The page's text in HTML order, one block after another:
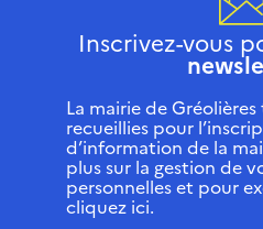
Inscrivez-vous
La mairie de
recueillies pour
d’information de la
plus sur la gestion de
personnelles et pour
cliquez ici.